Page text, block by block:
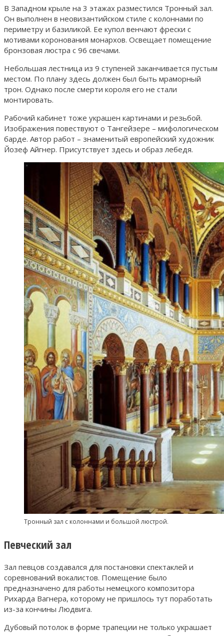
В Западном крыле на 3 этажах разместился Тронный зал.
Он выполнен в неовизантийском стиле с колоннами по
периметру и базиликой. Ее купол венчают фрески с
мотивами коронования монархов. Освещает помещение
бронзовая люстра с 96 свечами.
Небольшая лестница из 9 ступеней заканчивается пустым
местом. По плану здесь должен был быть мраморный
трон. Однако после смерти короля его не стали
монтировать.
Рабочий кабинет тоже украшен картинами и резьбой.
Изображения повествуют о Тангейзере – мифологическом
барде. Автор работ – знаменитый европейский художник
Йозеф Айгнер. Присутствует здесь и образ лебедя.
Тронный зал с колоннами и большой люстрой.
Певческий зал
Зал певцов создавался для постановки спектаклей и
соревнований вокалистов. Помещение было
предназначено для работы немецкого композитора
Рихарда Вагнера, которому не пришлось тут поработать
из-за кончины Людвига.
Дубовый потолок в форме трапеции не только украшает